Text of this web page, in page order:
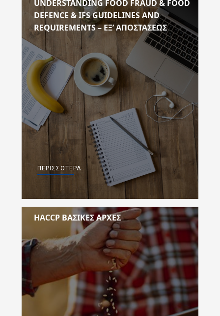
UNDERSTANDING FOOD FRAUD & FOOD
DEFENCE & IFS GUIDELINES AND
REQUIREMENTS – ΕΞ’ ΑΠΟΣΤΆΣΕΩΣ
ΠΕΡΙΣΣΌΤΕΡΑ
HACCP ΒΑΣΙΚΕΣ ΑΡΧΕΣ